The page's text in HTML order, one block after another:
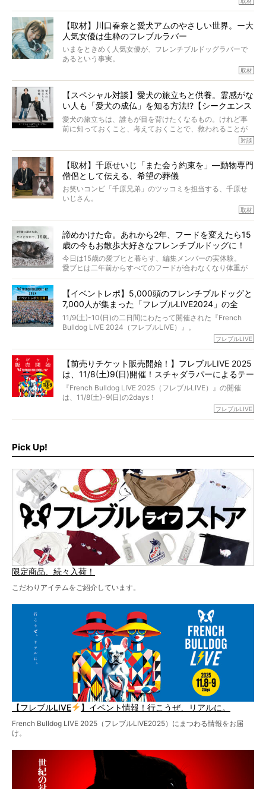
ぼくらは上沼恵美子さんのご自宅へ伺って、お話をきこう
と思った。
中川さんを直撃。そのフレブル愛をたっぷり語っていただ
カエピソードが次から次へと飛び出しました。
【取材】川口春奈と愛犬アムのやさしい世界。ー大
人気女優は生粋のフレブルラバー
いまをときめく人気女優が、フレンチブルドッグラバーで
あるという事実。
とりを目の当たりにするほどに、そのフレンチブルドッグ
愛がわたしたちのそれとまったく同じであることに、なん
だかうれしくなってしまったのでした。
春奈さんとアムちゃんのすてきな暮らしを、BUHI編集長の
小西がいつくしみながら、切り取らせていただきます。
取材
【スペシャル対談】愛犬の旅立ちと供養。霊感がな
い人も「愛犬の成仏」を知る方法!?【シークエンス
はやとも×PELI】
愛犬の旅立ちは、誰もが目を背けたくなるもの。けれど事
前に知っておくこと、考えておくことで、救われることが
力をもつお笑い芸人「シークエンスはやとも」さんに、愛
犬の旅立ちや供養についてインタビュー。
インタビュアー兼対談相手は、大の犬好きで心霊分野の知
識にも長けているPELIさん。
「愛犬が旅立ったあと、ベッドやおもちゃはどうすればい
い？」「お骨はどうするべき？」「お花やお線香は喜んで
くれる？」
さらには、霊感がない人でも愛犬が成仏したことを知る方
法まで。
お笑い芸人だからこそ暗くなりすぎない、むしろ心がスッ
と軽くなる。
永久保存版のスペシャル対談です！
対談
【取材】千原せいじ「また会う約束を」―動物専門
僧侶として伝える、希望の葬儀
お笑いコンビ「千原兄弟」のツッコミを担当する、千原せ
いじさん。
今年で結成35周年を迎え、芸人としての活躍も目覚ましい
た。
僧侶としての名は「靖賢（せいけん）」。
当時54歳という年齢にして、なぜ動物専門僧侶という道を
選んだのか。
また、愛犬の旅立ちとどのように向き合うべきなのか。
た。
取材
諦めかけた命。あれから2年、フードを変えたら15
歳の今もお散歩大好きなフレンチブルドッグに！
今日は15歳の愛ブヒと暮らす、編集メンバーの実体験。
愛ブヒは二年前からすべてのフードが合わなくなり体重が
激減。検査をしても異常はなく「年齢のせいですね…」と言
もう諦めるしかないのかな…そんなとき、我が家に届いたの
が「THE fu-do(ザ・フード)」の試食品でした。
そして「THE fu-do(ザ・フード)」を食べつづけて二年、愛
ブヒは15歳になり、今も元気にお散歩をしています。
今回は、二年前の絶望から今までを包み隠さず、時系列で
【イベントレポ】5,000頭のフレンチブルドッグと
7,000人が集まった「フレブルLIVE2024」の全
貌！
11/9(土)-10(日)の二日間にわたって開催された『French
Bulldog LIVE 2024（フレブルLIVE）』。
今年はのべ5,000頭のフレンチブルドッグと7,000人のフレ
day1の司会はフレブルラバーのロッチさん。day2の音楽フ
ェスには世代ど真ん中のPUFFYが出演するなど、例年以上
に豪華なラインナップ。
北は北海道、南は鹿児島県から。全国のフレンチブルドッ
グが一堂に会した「フレブルLIVE2024」の模様を、詳しく
フレブルLIVE
【前売りチケット販売開始！】フレブルLIVE 2025
は、11/8(土)9(日)開催！スチャダラパーによるテー
マソング制作も決定
『French Bulldog LIVE 2025（フレブルLIVE）』の開催
は、11/8(土)-9(日)の2days！
お得な前売りチケット、いよいよ販売スタートです！
ど、内容盛りだくさんでお送りしていますので、最後まで
お見逃しなく！
フレブルLIVE
Pick Up!
限定商品、続々入荷！
こだわりアイテムをご紹介しています。
【フレブルLIVE 】イベント情報！行こうぜ、リアルに。
French Bulldog LIVE 2025（フレブルLIVE2025）にまつわる情報をお届
け。